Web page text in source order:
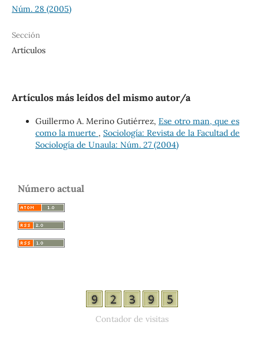
Núm. 28 (2005)
Sección
Artículos
Artículos más leídos del mismo autor/a
Guillermo A. Merino Gutiérrez, Ese otro man, que es
como la muerte , Sociología: Revista de la Facultad de
Sociología de Unaula: Núm. 27 (2004)
Número actual
Contador de visitas